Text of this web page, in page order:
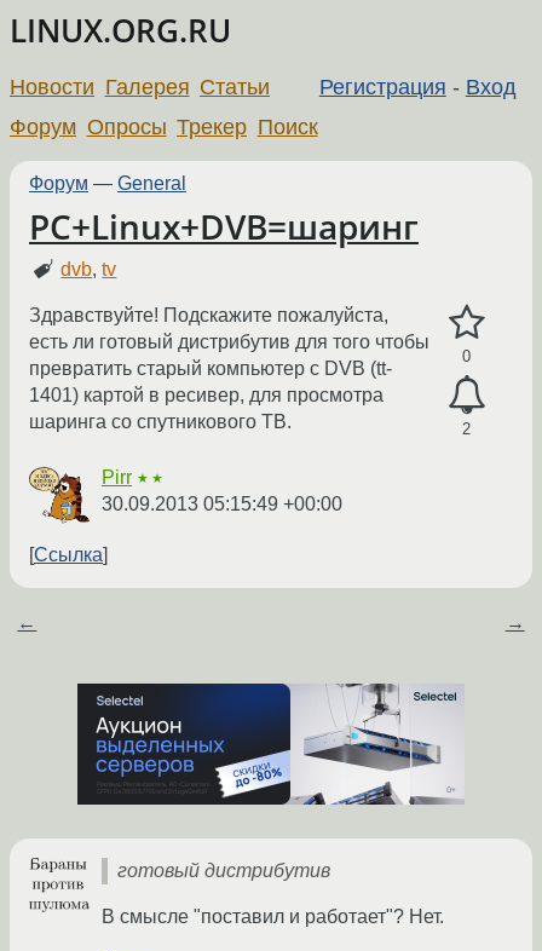
LINUX.ORG.RU
Регистрация - Вход
Новости Галерея Статьи
Форум Опросы Трекер Поиск
Форум — General
PC+Linux+DVB=шаринг
dvb,tv
0
2
Здравствуйте! Подскажите пожалуйста,
есть ли готовый дистрибутив для того чтобы
превратить старый компьютер с DVB (tt-
1401) картой в ресивер, для просмотра
шаринга со спутникового ТВ.
Pirr ★★
30.09.2013 05:15:49 +00:00
Ссылка
← →
готовый дистрибутив
В смысле "поставил и работает"? Нет.